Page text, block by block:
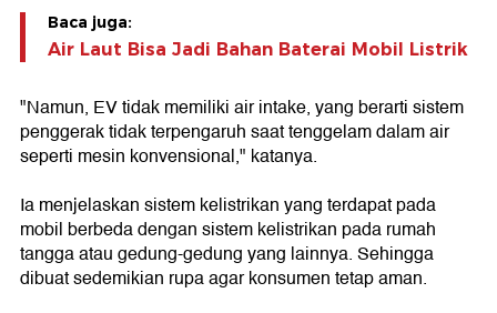
Baca juga:
Air Laut Bisa Jadi Bahan Baterai Mobil Listrik
"Namun, EV tidak memiliki air intake, yang berarti sistem
penggerak tidak terpengaruh saat tenggelam dalam air
seperti mesin konvensional," katanya.
Ia menjelaskan sistem kelistrikan yang terdapat pada
mobil berbeda dengan sistem kelistrikan pada rumah
tangga atau gedung-gedung yang lainnya. Sehingga
dibuat sedemikian rupa agar konsumen tetap aman.